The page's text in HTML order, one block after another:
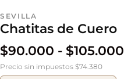
SEVILLA
Chatitas de Cuero
$90.000 - $105.000
Precio sin impuestos $74.380